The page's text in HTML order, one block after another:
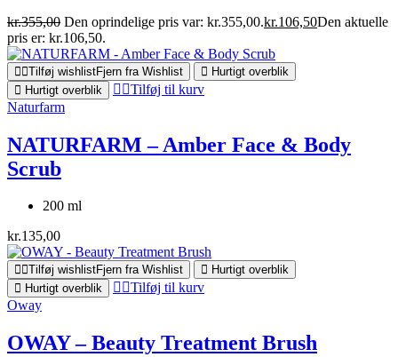
kr.355,00 Den oprindelige pris var: kr.355,00.kr.106,50Den aktuelle
pris er: kr.106,50.
Tilføj wishlistFjern fra Wishlist
Hurtigt overblik
Hurtigt overblik
Tilføj til kurv
Naturfarm
NATURFARM – Amber Face & Body
Scrub
200 ml
kr.135,00
Tilføj wishlistFjern fra Wishlist
Hurtigt overblik
Hurtigt overblik
Tilføj til kurv
Oway
OWAY – Beauty Treatment Brush